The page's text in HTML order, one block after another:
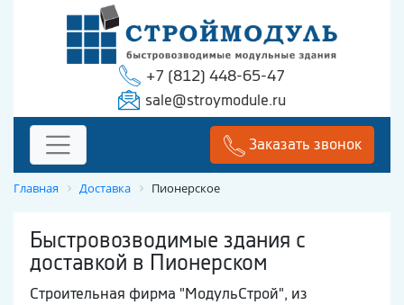
+7 (812) 448-65-47
sale@stroymodule.ru
Заказать звонок
Главная Доставка Пионерское
Быстровозводимые здания с
доставкой в Пионерском
Строительная фирма "МодульСтрой", из